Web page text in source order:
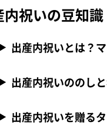
内祝いの豆知識
出産内祝いとは？
出産内祝いののし
出産内祝いを贈る